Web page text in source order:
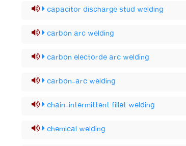
capacitor discharge stud welding
carbon arc welding
carbon electorde arc welding
carbon-arc welding
chain-intermittent fillet welding
chemical welding